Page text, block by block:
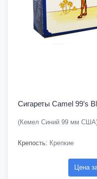
Сигареты Camel 99’s
(Кемел Синий 99 мм
Крепость: Крепкие
Цена